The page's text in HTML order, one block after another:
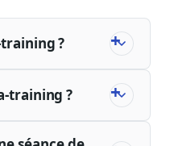
?
training ?